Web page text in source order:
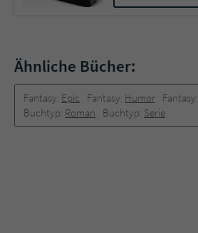
Ähnliche Bücher:
Fantasy: Epic Fantasy: Humor Fantasy:
Buchtyp: Roman Buchtyp: Serie